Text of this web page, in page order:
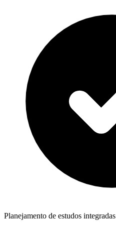
Planejamento de estudos integradas